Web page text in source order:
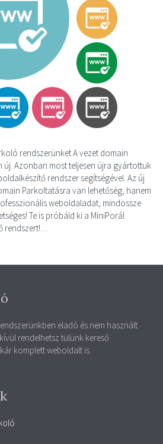
rendszerünket A vezet domain
új. Azonban most teljesen újra gyártottuk
rendszer segítségével. Az új
Parkoltatásra van lehetőség, hanem
weboldaladat, mindössze
Te is próbáld ki a MiniPorál
rendszert!…
eladó és nem használt
rendelhetsz tülünk kereső
komplett weboldalt is.